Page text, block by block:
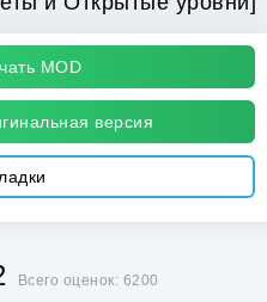
MOD
версия
Всего оценок: 6200